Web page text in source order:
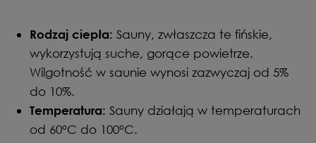
Rodzaj ciepła: Sauny, zwłaszcza te fińskie,
wykorzystują suche, gorące powietrze.
Wilgotność w saunie wynosi zazwyczaj od 5%
do 10%.
Temperatura: Sauny działają w temperaturach
od 60°C do 100°C.